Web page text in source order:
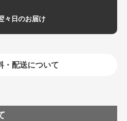
々日のお届け
・配送について